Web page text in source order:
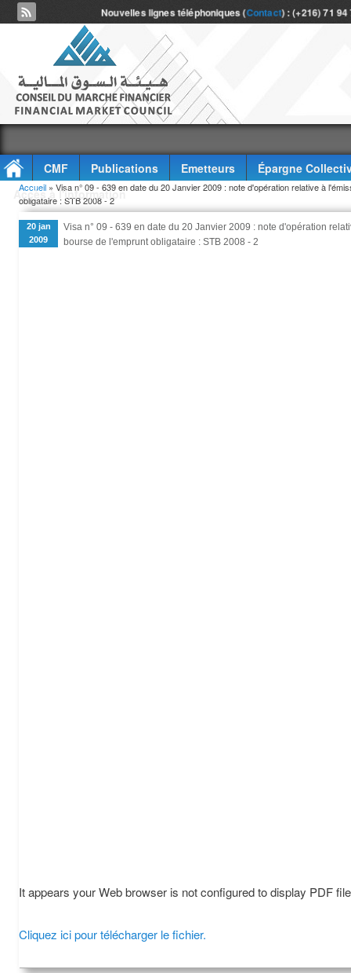
Nouvelles lignes téléphoniques (Contact) : (+216) 71
CMF Publications Emetteurs
Épargne
Accès à l'information
Vous êtes ici
Accueil » Visa n° 09 - 639 en date du 20 Janvier 2009 : note d'opération relative à
obligataire : STB 2008 - 2
20 jan
2009
Visa n° 09 - 639 en date du 20 Janvier 2009 : note d'opération
bourse de l'emprunt obligataire : STB 2008 - 2
It appears your Web browser is not configured to display PDF
Cliquez ici pour télécharger le fichier.